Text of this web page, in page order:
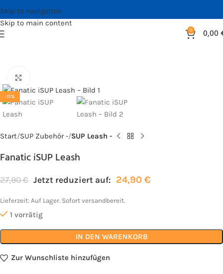
Skip to navigation
Skip to main content
0 0,00
-11%
Start SUP Zubehör - SUP Leash -
Fanatic iSUP Leash
27,90€ Jetzt reduziert auf: 24,90 €
Lieferzeit: Auf Lager. Sofort versandbereit.
1 vorrätig
IN DEN WARENKORB
Zur Wunschliste hinzufügen